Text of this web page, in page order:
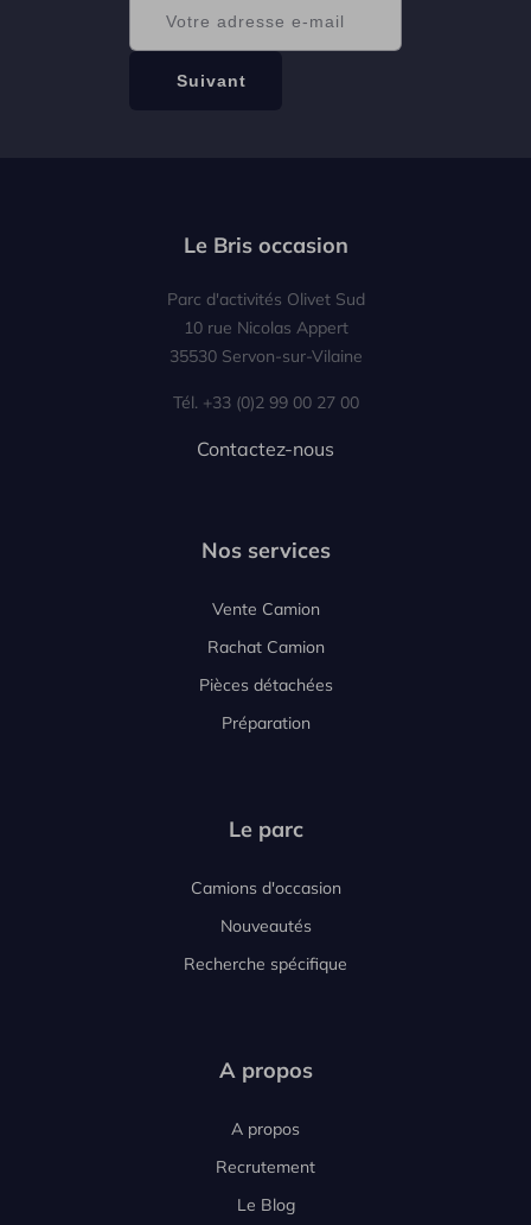
Le Bris occasion
Parc d'activités Olivet Sud
10 rue Nicolas Appert
35530 Servon-sur-Vilaine
Tél. +33 (0)2 99 00 27 00
Contactez-nous
Nos services
Vente Camion
Rachat Camion
Pièces détachées
Préparation
Le parc
Camions d'occasion
Nouveautés
Recherche spécifique
A propos
A propos
Recrutement
Le Blog